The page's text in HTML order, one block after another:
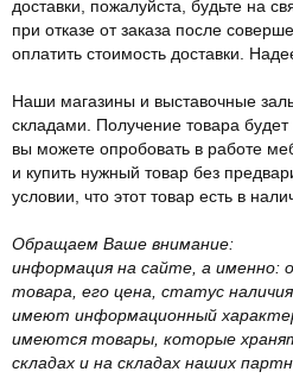
доставки, пожалуйста, будьте на
при отказе от заказа после
оплатить стоимость доставки.
Наши магазины и выставочные
складами. Получение товара
вы можете опробовать в работе
и купить нужный товар без
условии, что этот товар есть в
Обращаем Ваше внимание:
информация на сайте, а именно:
товара, его цена, статус
имеют информационный
имеются товары, которые
складах и на складах наших